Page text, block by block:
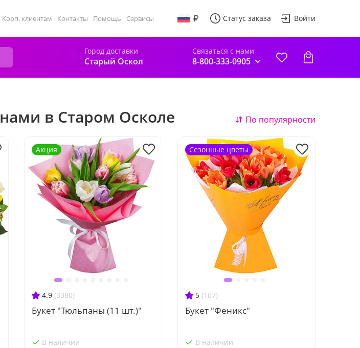
Корп. клиентам Контакты Помощь Сервисы Статус заказа Войти
Город доставки
Старый Оскол
Связаться с нами
8-800-333-0905
в Старом Осколе По популярности
4.9 (3380)
Букет "Тюльпаны (11 шт.)"
В наличии
Акция
5 (107)
Букет "Феникс"
В наличии
Сезонные цветы